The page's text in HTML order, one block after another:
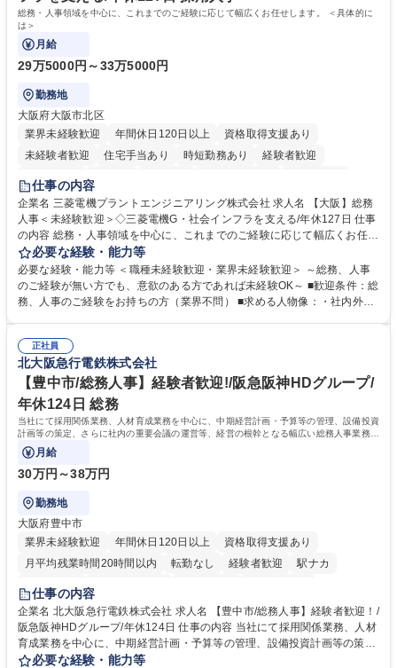
総務・人事領域を中心に、これまでのご経験に応じて幅広くお任せします。 ＜具体的に
は＞
月給
29万5000円～33万5000円
勤務地
大阪府大阪市北区
業界未経験歓迎
年間休日120日以上
資格取得支援あり
未経験者歓迎
住宅手当あり 時短勤務あり
経験者歓迎
退職金あり
駅近5分以内
土日祝休み 服装自由 寮・社宅あり 食事補助あり
仕事の内容
企業名 三菱電機プラントエンジニアリング株式会社 求人名 【大阪】総務
人事＜未経験歓迎＞◇三菱電機G・社会インフラを支える/年休127日 仕事
の内容 総務・人事領域を中心に、これまでのご経験に応じて幅広くお任せ
します。 ＜具体的には＞ ・総務/人事労務（給与・社保・勤怠管理など）
・採用・教育研修 ・福利厚生運用 など ※基本的には事務所勤務ですが、
採用や教育等の業務内容により、関西圏以外への日帰り・宿泊を伴う国内
出張もございます。 ※担当業務を持ちつつ、お互いに助け合いながら、総
必要な経験・能力等
必要な経験・能力等 ＜職種未経験歓迎・業界未経験歓迎＞ ～総務、人事
のご経験が無い方でも、意欲のある方であれば未経験OK～ ■歓迎条件：総
務、人事のご経験をお持ちの方（業界不問） ■求める人物像：・社内外の
正社員
北大阪急行電鉄株式会社
【豊中市/総務人事】経験者歓迎!/阪急阪神HDグループ/
年休124日 総務
当社にて採用関係業務、人材育成業務を中心に、中期経営計画・予算等の管理、設備投資
計画等の策定、さらに社内の重要会議の運営等、経営の根幹となる幅広い総務人事業務全
般を担当していただきます。
月給
30万円～38万円
勤務地
大阪府豊中市
業界未経験歓迎
年間休日120日以上
資格取得支援あり
月平均残業時間20時間以内
転勤なし 経験者歓迎
駅ナカ
退職金あり
土日祝休み
服装自由 昼食補助あり 食事補助あり
仕事の内容
企業名 北大阪急行電鉄株式会社 求人名 【豊中市/総務人事】経験者歓迎！/
阪急阪神HDグループ/年休124日 仕事の内容 当社にて採用関係業務、人材
育成業務を中心に、中期経営計画・予算等の管理、設備投資計画等の策
定、さらに社内の重要会議の運営等、経営の根幹となる幅広い総務人事業
必要な経験・能力等